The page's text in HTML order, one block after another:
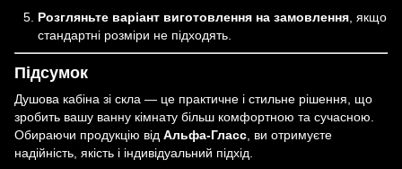
Розгляньте варіант виготовлення на замовлення, якщо
стандартні розміри не підходять.
Підсумок
Душова кабіна зі скла — це практичне і стильне рішення, що
зробить вашу ванну кімнату більш комфортною та сучасною.
Обираючи продукцію від Альфа-Гласс, ви отримуєте
надійність, якість і індивідуальний підхід.